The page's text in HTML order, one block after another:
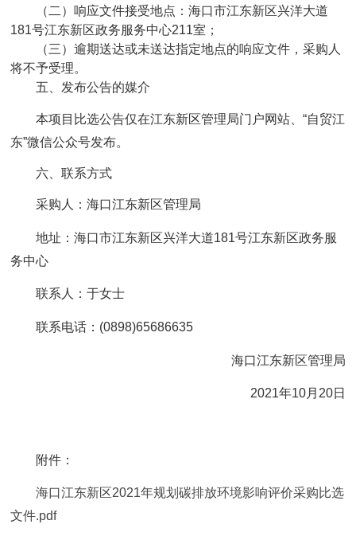
（二）响应文件接受地点：海口市江东新区兴洋大道
181号江东新区政务服务中心211室；
（三）逾期送达或未送达指定地点的响应文件，采购人
将不予受理。
五、发布公告的媒介
本项目比选公告仅在江东新区管理局门户网站、“自贸江
东”微信公众号发布。
六、联系方式
采购人：海口江东新区管理局
地址：海口市江东新区兴洋大道181号江东新区政务服
务中心
联系人：于女士
联系电话：(0898)65686635
海口江东新区管理局
2021年10月20日
附件：
海口江东新区2021年规划碳排放环境影响评价采购比选
文件.pdf